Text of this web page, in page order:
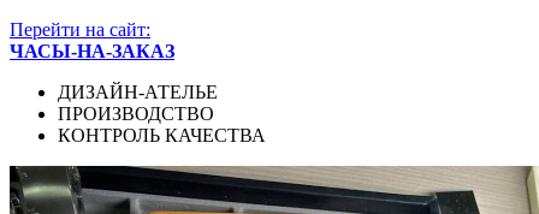
Перейти на сайт:
ЧАСЫ-НА-ЗАКАЗ
ДИЗАЙН-АТЕЛЬЕ
ПРОИЗВОДСТВО
КОНТРОЛЬ КАЧЕСТВА